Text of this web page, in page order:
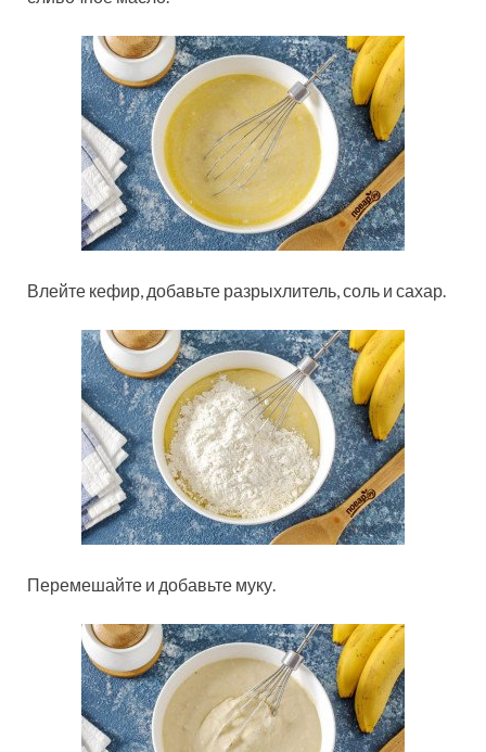
Влейте кефир, добавьте разрыхлитель, соль и сахар.
Перемешайте и добавьте муку.